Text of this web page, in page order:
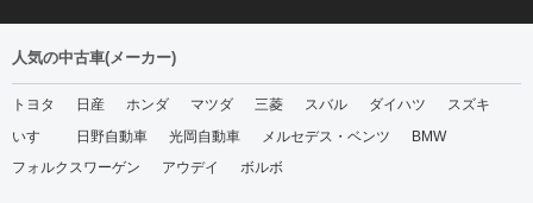
人気の中古車(メーカー)
トヨタ 日産 ホンダ マツダ 三菱 スバル ダイハツ
スズキ
いすゞ
日野自動車 光岡自動車 メルセデス・ベンツ
BMW
フォルクスワーゲン
アウデイ ボルボ